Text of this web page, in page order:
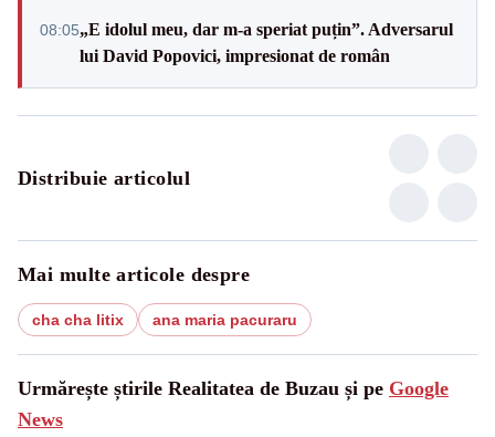
08:05„E idolul meu, dar m-a speriat puțin”. Adversarul
lui David Popovici, impresionat de român
Distribuie articolul
Mai multe articole despre
cha cha litix ana maria pacuraru
Urmărește știrile Realitatea de Buzau și pe Google
News